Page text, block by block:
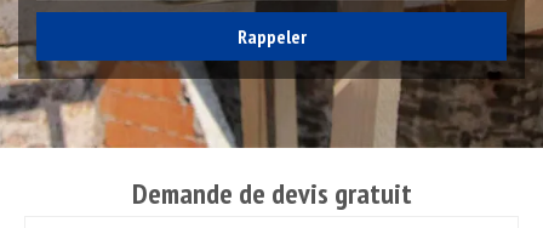
Demande de devis gratuit